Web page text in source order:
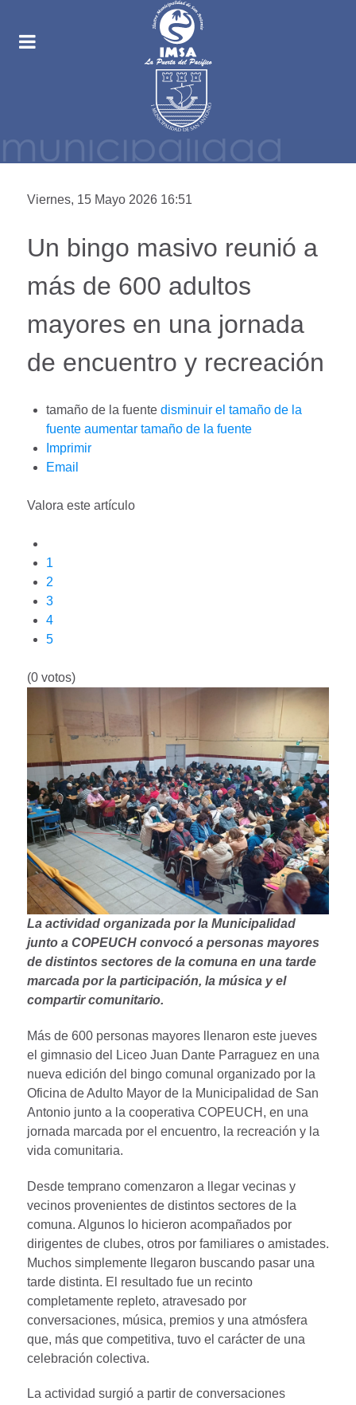
Viernes, 15 Mayo 2026 16:51
Un bingo masivo reunió a
más de 600 adultos
mayores en una jornada
de encuentro y recreación
tamaño de la fuente disminuir el tamaño de la
fuente aumentar tamaño de la fuente
Imprimir
Email
Valora este artículo
1
2
3
4
5
(0 votos)
La actividad organizada por la Municipalidad
junto a COPEUCH convocó a personas mayores
de distintos sectores de la comuna en una tarde
marcada por la participación, la música y el
compartir comunitario.
Más de 600 personas mayores llenaron este jueves
el gimnasio del Liceo Juan Dante Parraguez en una
nueva edición del bingo comunal organizado por la
Oficina de Adulto Mayor de la Municipalidad de San
Antonio junto a la cooperativa COPEUCH, en una
jornada marcada por el encuentro, la recreación y la
vida comunitaria.
Desde temprano comenzaron a llegar vecinas y
vecinos provenientes de distintos sectores de la
comuna. Algunos lo hicieron acompañados por
dirigentes de clubes, otros por familiares o amistades.
Muchos simplemente llegaron buscando pasar una
tarde distinta. El resultado fue un recinto
completamente repleto, atravesado por
conversaciones, música, premios y una atmósfera
que, más que competitiva, tuvo el carácter de una
celebración colectiva.
La actividad surgió a partir de conversaciones